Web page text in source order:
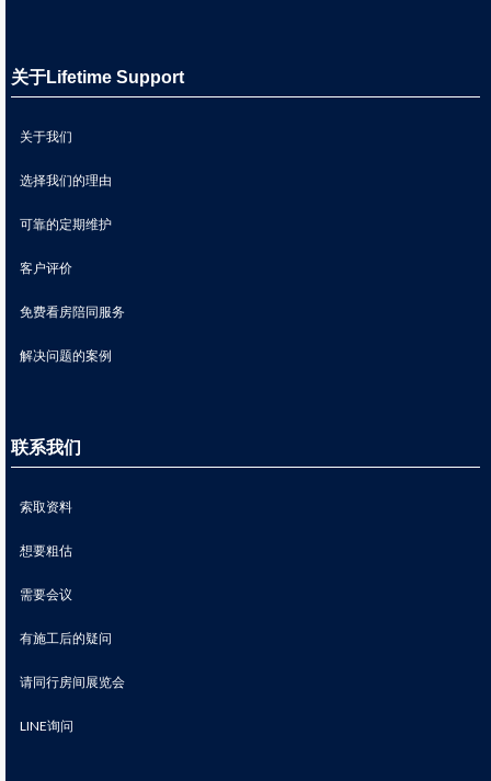
关于Lifetime Support
关于我们
选择我们的理由
可靠的定期维护
客户评价
免费看房陪同服务
解决问题的案例
联系我们
索取资料
想要粗估
需要会议
有施工后的疑问
请同行房间展览会
LINE询问